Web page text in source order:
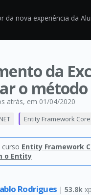
da nova experiência da
da
o
atrás, em 01/04/2020
Entity Framework
Entity Framework
o Entity
Rodrigues | 53.8k